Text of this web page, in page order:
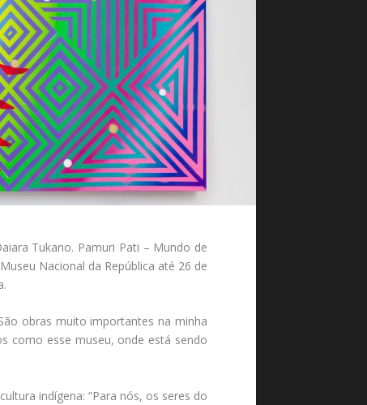
Tukano. Pamuri Pati – Mundo de
Nacional da República até 26 de
obras muito importantes na minha
como esse museu, onde está sendo
indígena: “Para nós, os seres do